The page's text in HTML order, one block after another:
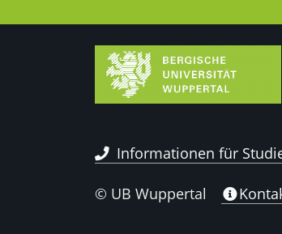
Informationen für
© UB Wuppertal